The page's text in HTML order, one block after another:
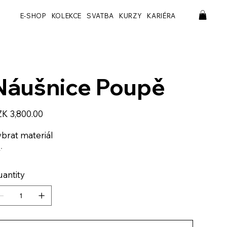
E-SHOP KOLEKCE SVATBA KURZY KARIÉRA
Poupě
3,800.00
materiál